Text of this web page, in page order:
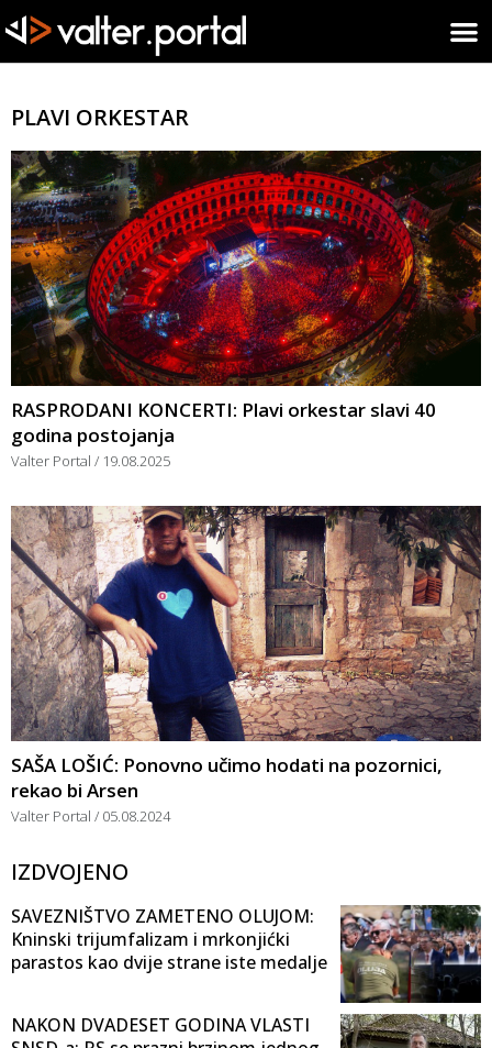
PLAVI ORKESTAR
RASPRODANI KONCERTI: Plavi orkestar slavi 40
godina postojanja
Valter Portal 19.08.2025
SAŠA LOŠIĆ: Ponovno učimo hodati na pozornici,
rekao bi Arsen
Valter Portal 05.08.2024
IZDVOJENO
SAVEZNIŠTVO ZAMETENO OLUJOM:
Kninski trijumfalizam i mrkonjićki
parastos kao dvije strane iste medalje
NAKON DVADESET GODINA VLASTI